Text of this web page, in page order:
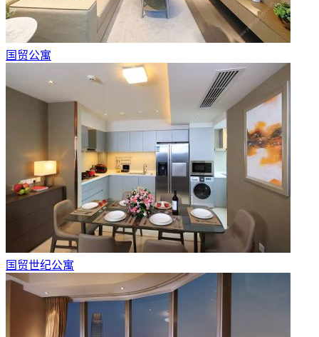
国贸公寓
国贸世纪公寓